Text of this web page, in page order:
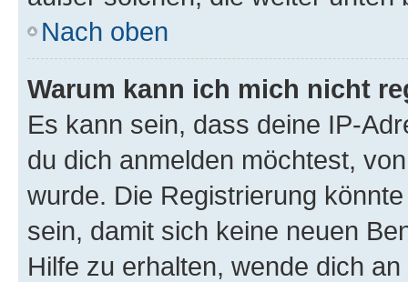
Nach oben
Warum kann ich mich nicht
Es kann sein, dass deine IP-
du dich anmelden möchtest,
wurde. Die Registrierung
sein, damit sich keine neuen
Hilfe zu erhalten, wende dich